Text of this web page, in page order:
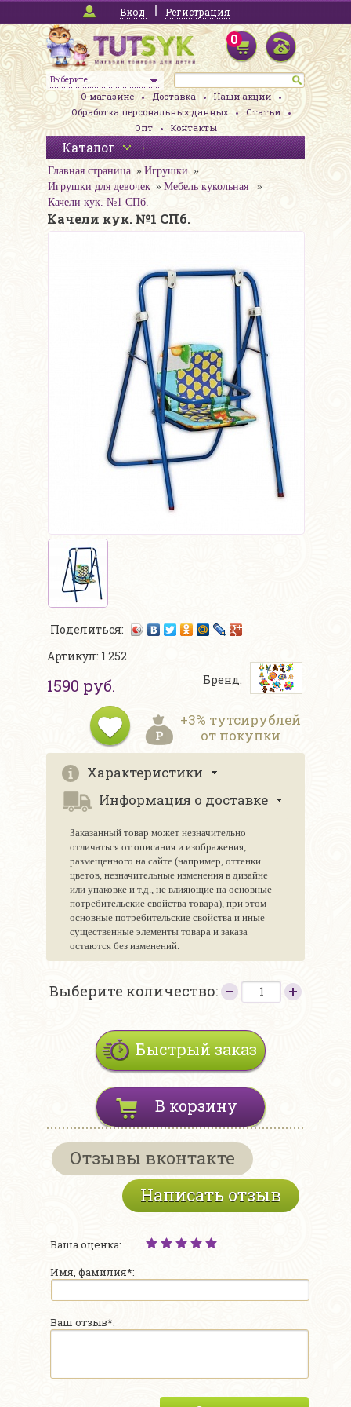
Вход Регистрация
Выберите
0
О магазине Доставка
Наши акции
Обработка персональных данных
Статьи
Опт
Контакты
Каталог
Главная страница
Игрушки
Игрушки для девочек
Мебель кукольная
Качели кук. №1 СПб.
Качели кук. №1 СПб.
Поделиться:
Артикул: 1 252
1590 руб. Бренд:
+3% тутсирублей
от покупки
Характеристики
Информация о доставке
Заказанный товар может незначительно
отличаться от описания и изображения,
размещенного на сайте (например, оттенки
цветов, незначительные изменения в дизайне
или упаковке и т.д., не влияющие на основные
потребительские свойства товара), при этом
основные потребительские свойства и иные
существенные элементы товара и заказа
остаются без изменений.
Выберите количество:
Быстрый заказ
В корзину
Отзывы вконтакте
Написать отзыв
Ваша оценка:
Имя, фамилия*:
Ваш отзыв*: